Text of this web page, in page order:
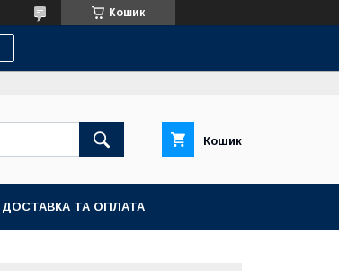
Кошик
Кошик
ДОСТАВКА ТА ОПЛАТА